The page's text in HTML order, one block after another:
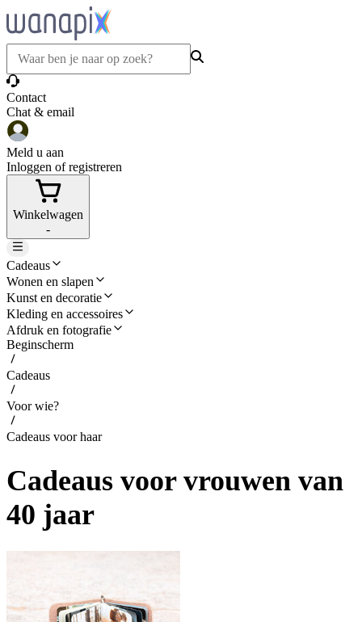
Contact
Chat & email
Meld u aan
Inloggen of registreren
Winkelwagen
-
Cadeaus
Wonen en slapen
Kunst en decoratie
Kleding en accessoires
Afdruk en fotografie
Beginscherm
Cadeaus
Voor wie?
Cadeaus voor haar
Cadeaus voor vrouwen van
40 jaar